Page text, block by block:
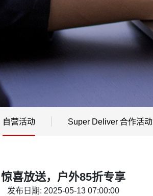
自营活动 Super Deliver 合作活动
惊喜放送，户外85折专享
发布日期: 2025-05-13 07:00:00